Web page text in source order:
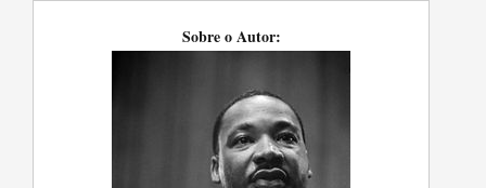
Sobre o Autor: